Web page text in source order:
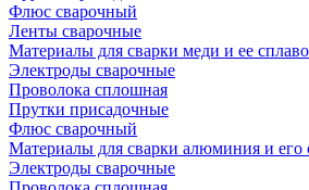
Флюс сварочный
Ленты сварочные
Материалы для сварки меди и ее
Электроды сварочные
Проволока сплошная
Прутки присадочные
Флюс сварочный
Материалы для сварки алюминия и его
Электроды сварочные